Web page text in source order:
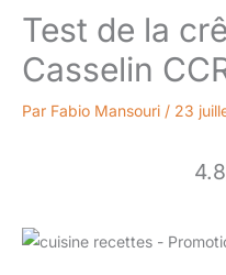
Test de la
Casselin
Par Fabio Mansouri / 23